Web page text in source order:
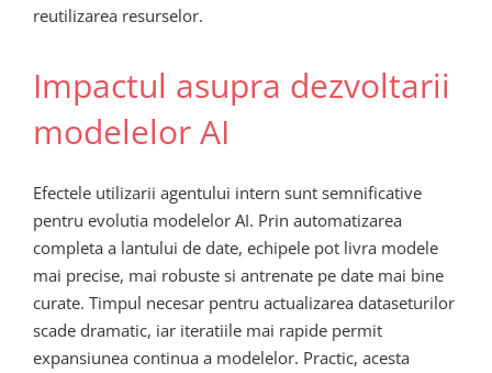
reutilizarea resurselor.
Impactul asupra dezvoltarii
modelelor AI
Efectele utilizarii agentului intern sunt semnificative
pentru evolutia modelelor AI. Prin automatizarea
completa a lantului de date, echipele pot livra modele
mai precise, mai robuste si antrenate pe date mai bine
curate. Timpul necesar pentru actualizarea dataseturilor
scade dramatic, iar iteratiile mai rapide permit
expansiunea continua a modelelor. Practic, acesta